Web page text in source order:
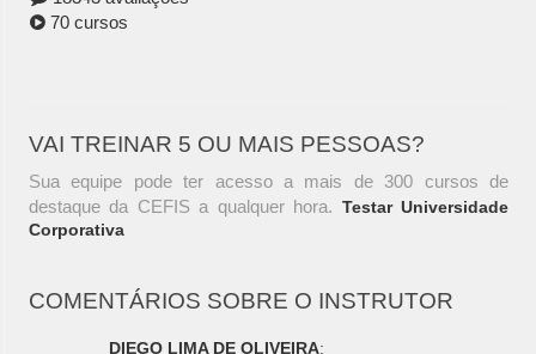
70 cursos
VAI TREINAR 5 OU MAIS PESSOAS?
Sua equipe pode ter acesso a mais de 300 cursos de
destaque da CEFIS a qualquer hora. Testar Universidade
Corporativa
COMENTÁRIOS SOBRE O INSTRUTOR
DIEGO LIMA DE OLIVEIRA: